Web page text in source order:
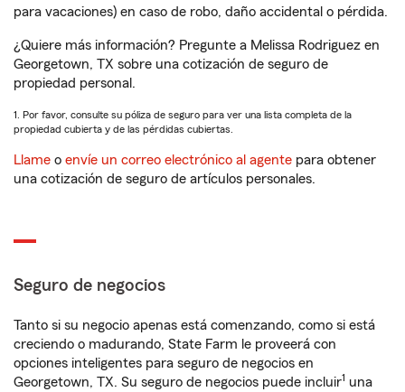
para vacaciones) en caso de robo, daño accidental o pérdida.
¿Quiere más información? Pregunte a Melissa Rodriguez en
Georgetown, TX sobre una cotización de seguro de
propiedad personal.
1. Por favor, consulte su póliza de seguro para ver una lista completa de la
propiedad cubierta y de las pérdidas cubiertas.
Llame o envíe un correo electrónico al agente para obtener
una cotización de seguro de artículos personales.
Seguro de negocios
Tanto si su negocio apenas está comenzando, como si está
creciendo o madurando, State Farm le proveerá con
opciones inteligentes para seguro de negocios en
Georgetown, TX. Su seguro de negocios puede incluir1 una